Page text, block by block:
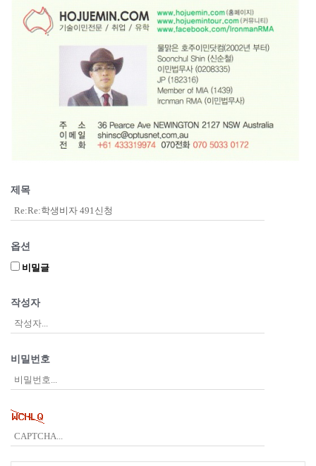
제목
옵션
비밀글
작성자
비밀번호